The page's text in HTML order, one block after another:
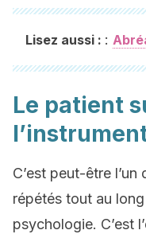
Lisez aussi : :
Le patient
C’est peut-être
répétés tout au
psychologie. C’est